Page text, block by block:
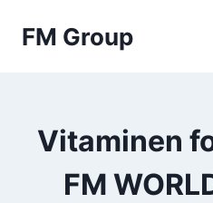
FM Group
Vitaminen
FM